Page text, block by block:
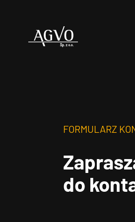
Header
FORMULARZ
do